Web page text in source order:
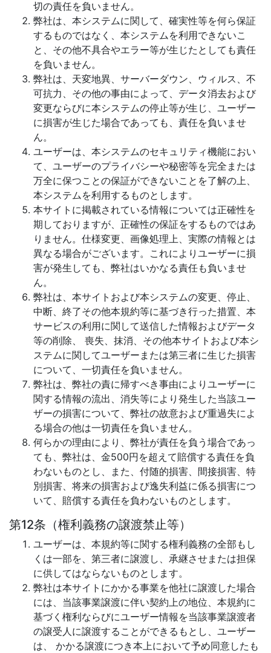
切の責任を負いません。
弊社は、本システムに関して、確実性等を何ら保証
するものではなく、本システムを利用できないこ
と、その他不具合やエラー等が生じたとしても責任
を負いません。
弊社は、天変地異、サーバーダウン、ウィルス、不
可抗力、その他の事由によって、データ消去および
変更ならびに本システムの停止等が生じ、ユーザー
に損害が生じた場合であっても、責任を負いませ
ん。
ユーザーは、本システムのセキュリティ機能におい
て、ユーザーのプライバシーや秘密等を完全または
万全に保つことの保証ができないことを了解の上、
本システムを利用するものとします。
本サイトに掲載されている情報については正確性を
期しておりますが、正確性の保証をするものではあ
りません。仕様変更、画像処理上、実際の情報とは
異なる場合がございます。これによりユーザーに損
害が発生しても、弊社はいかなる責任も負いませ
ん。
弊社は、本サイトおよび本システムの変更、停止、
中断、終了その他本規約等に基づき行った措置、本
サービスの利用に関して送信した情報およびデータ
等の削除、 喪失、抹消、その他本サイトおよび本シ
ステムに関してユーザーまたは第三者に生じた損害
について、一切責任を負いません。
弊社は、弊社の責に帰すべき事由によりユーザーに
関する情報の流出、消失等により発生した当該ユー
ザーの損害について、弊社の故意および重過失によ
る場合の他は一切責任を負いません。
何らかの理由により、弊社が責任を負う場合であっ
ても、弊社は、金500円を超えて賠償する責任を負
わないものとし、また、付随的損害、間接損害、特
別損害、将来の損害および逸失利益に係る損害につ
いて、賠償する責任を負わないものとします。
第12条（権利義務の譲渡禁止等）
ユーザーは、本規約等に関する権利義務の全部もし
くは一部を、第三者に譲渡し、承継させまたは担保
に供してはならないものとします。
弊社は本サイトにかかる事業を他社に譲渡した場合
には、当該事業譲渡に伴い契約上の地位、本規約に
基づく権利ならびにユーザー情報を当該事業譲渡者
の譲受人に譲渡することができるもとし、ユーザー
は、 かかる譲渡につき本上において予め同意したも